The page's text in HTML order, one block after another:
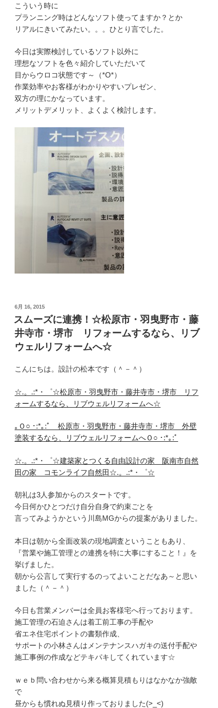
こういう時に
プランニング時はどんなソフト使ってますか？とか
リアルにきいてみたい。。。ひとり言でした。
今日は実際検討しているソフト以外に
理想なソフトを色々紹介していただいて
目からウロコ状態です～（*O*）
作業効率やお客様がわかりやすいプレゼン、
双方の理にかなっています。
メリットデメリット、よくよく検討します。
投
稿
日:
6月 16, 2015
スムーズに連携！☆松原市・羽曳野市・藤
井寺市・堺市 リフォームするなら、リブ
ウェルリフォームへ☆
こんにちは。設計の松本です（＾－＾）
☆.。.:*・゜☆松原市・羽曳野市・藤井寺市・堺市 リフ
ォームするなら、リブウェルリフォームへ☆
｡Ｏ○ ･:*｡:ﾟ 松原市・羽曳野市・藤井寺市・堺市 外壁
塗装するなら、リブウェルリフォームへＯ○ ･:*｡:ﾟ
☆.。.:*・゜☆建築家とつくる自由設計の家 阪南市自然
田の家 コモンライフ自然田☆.。.:*・゜☆
朝礼は3人参加からのスタートです。
今日何かひとつだけ自分自身で約束ごとを
言ってみようかという川島MGからの提案がありました。
本日は朝から全面改装の現地調査ということもあり、
『営業や施工管理との連携を特に大事にすること！』を
挙げました。
朝から公言して実行するのってよいことだなあ～と思い
ました（＾－＾）
今日も営業メンバーは全員お客様宅へ行っております。
施工管理の石迫さんは着工前工事の手配や
省エネ住宅ポイントの書類作成、
サポートの小林さんはメンテナンスハガキの送付手配や
施工事例の作成などテキパキしてくれています☆
ｗｅｂ問い合わせから来る概算見積もりはなかなか強敵
で
昼からも慣れぬ見積り作っておりました(>_<)